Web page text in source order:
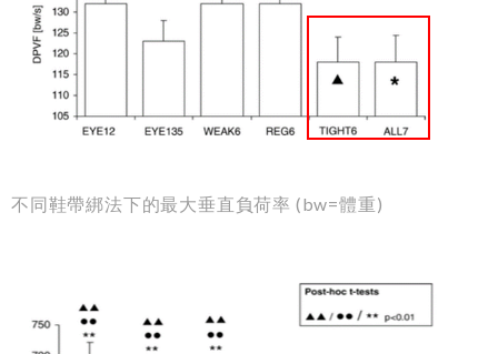
不同鞋帶綁法下的最大垂直負荷率 (bw=體重)